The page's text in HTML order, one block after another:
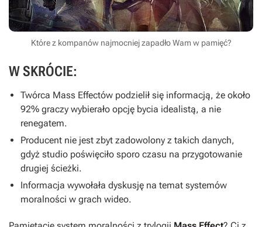
Które z kompanów najmocniej zapadło Wam w pamięć?
W SKRÓCIE:
Twórca Mass Effectów podzielił się informacją, że około
92% graczy wybierało opcję bycia idealistą, a nie
renegatem.
Producent nie jest zbyt zadowolony z takich danych,
gdyż studio poświęciło sporo czasu na przygotowanie
drugiej ścieżki.
Informacja wywołała dyskusję na temat systemów
moralności w grach wideo.